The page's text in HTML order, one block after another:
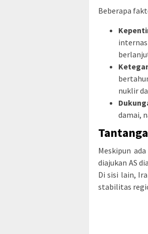
Beberapa
nuklir
damai,
Meskipun
diajukan AS
Di sisi lain,
stabilitas